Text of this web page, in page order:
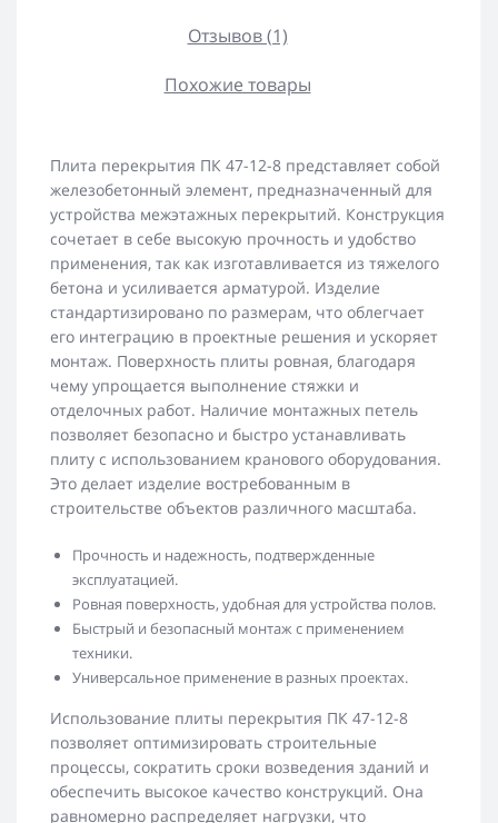
Отзывов (1)
Похожие товары
Плита перекрытия ПК 47-12-8 представляет собой
железобетонный элемент, предназначенный для
устройства межэтажных перекрытий. Конструкция
сочетает в себе высокую прочность и удобство
применения, так как изготавливается из тяжелого
бетона и усиливается арматурой. Изделие
стандартизировано по размерам, что облегчает
его интеграцию в проектные решения и ускоряет
монтаж. Поверхность плиты ровная, благодаря
чему упрощается выполнение стяжки и
отделочных работ. Наличие монтажных петель
позволяет безопасно и быстро устанавливать
плиту с использованием кранового оборудования.
Это делает изделие востребованным в
строительстве объектов различного масштаба.
Прочность и надежность, подтвержденные
эксплуатацией.
Ровная поверхность, удобная для устройства полов.
Быстрый и безопасный монтаж с применением
техники.
Универсальное применение в разных проектах.
Использование плиты перекрытия ПК 47-12-8
позволяет оптимизировать строительные
процессы, сократить сроки возведения зданий и
обеспечить высокое качество конструкций. Она
равномерно распределяет нагрузки, что